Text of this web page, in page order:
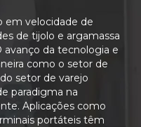
em velocidade de
de tijolo e argamassa
da tecnologia e
como o setor de
setor de varejo
paradigma na
Aplicações como
portáteis têm